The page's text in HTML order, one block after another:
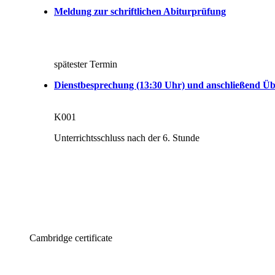
Meldung zur schriftlichen Abiturprüfung
spätester Termin
Dienstbesprechung (13:30 Uhr) und anschließend
K001
Unterrichtsschluss nach der 6. Stunde
Cambridge certificate